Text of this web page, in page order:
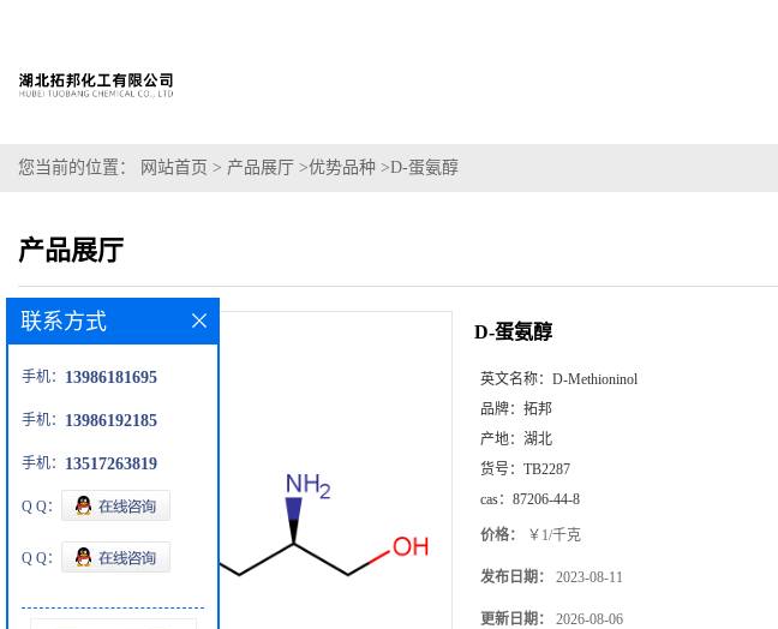
您当前的位置： 网站首页 > 产品展厅 >优势品种 >D-蛋氨醇
产品展厅
D-蛋氨醇
英文名称： D-Methioninol
品牌： 拓邦
产地： 湖北
货号： TB2287
cas： 87206-44-8
价格： ￥1/千克
发布日期： 2023-08-11
更新日期： 2026-08-06
联系方式
手机： 13986181695
手机： 13986192185
手机： 13517263819
Q Q：
Q Q：